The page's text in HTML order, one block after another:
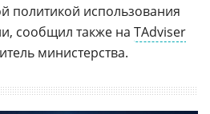
политикой использования
сообщил также на TAdviser
министерства.